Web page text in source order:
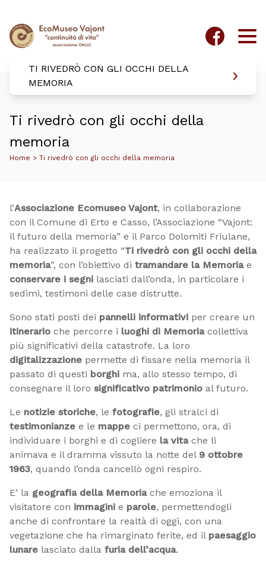
TI RIVEDRÒ CON GLI OCCHI DELLA
MEMORIA
Ti rivedrò con gli occhi della
memoria
Home > Ti rivedrò con gli occhi della memoria
l’Associazione Ecomuseo Vajont, in collaborazione
con il Comune di Erto e Casso, l’Associazione “Vajont:
il futuro della memoria” e il Parco Dolomiti Friulane,
ha realizzato il progetto “Ti rivedrò con gli occhi della
memoria”, con l’obiettivo di tramandare la Memoriae
conservare i segni lasciati dall’onda, in particolare i
sedimi, testimoni delle case distrutte.
Sono stati posti dei pannelli informativi per creare un
itinerario che percorre i luoghi di Memoriacollettiva
più significativi della catastrofe. La loro
digitalizzazione permette di fissare nella memoria il
passato di questi borghi ma, allo stesso tempo, di
consegnare il loro significativo patrimonio al futuro.
Le notizie storiche, le fotografie, gli stralci di
testimonianze e le mappe ci permettono, ora, di
individuare i borghi e di cogliere la vitache li
animava e il dramma vissuto la notte del 9 ottobre
1963, quando l’onda cancellò ogni respiro.
E’ la geografia della Memoriache emoziona il
visitatore con immagini e parole, permettendogli
anche di confrontare la realtà di oggi, con una
vegetazione che ha rimarginato ferite, ed il paesaggio
lunare lasciato dalla furia dell’acqua.